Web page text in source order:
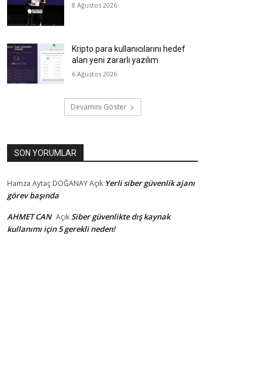
8 Ağustos 2026
Kripto para kullanıcılarını hedef
alan yeni zararlı yazılım
6 Ağustos 2026
Devamını Göster
SON YORUMLAR
Hamza Aytaç DOĞANAYAçık Yerli siber güvenlik ajanı
görev başında
AHMET CAN AçıkSiber güvenlikte dış kaynak
kullanımı için 5 gerekli neden!